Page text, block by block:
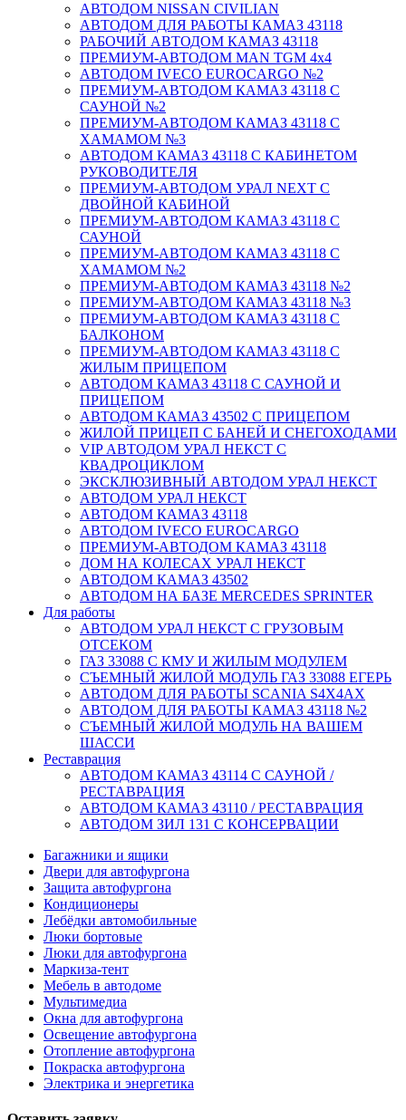
АВТОДОМ NISSAN CIVILIAN
АВТОДОМ ДЛЯ РАБОТЫ КАМАЗ 43118
РАБОЧИЙ АВТОДОМ КАМАЗ 43118
ПРЕМИУМ-АВТОДОМ MAN TGM 4x4
АВТОДОМ IVECO EUROCARGO №2
ПРЕМИУМ-АВТОДОМ КАМАЗ 43118 С
САУНОЙ №2
ПРЕМИУМ-АВТОДОМ КАМАЗ 43118 С
ХАМАМОМ №3
АВТОДОМ КАМАЗ 43118 С КАБИНЕТОМ
РУКОВОДИТЕЛЯ
ПРЕМИУМ-АВТОДОМ УРАЛ NEXT С
ДВОЙНОЙ КАБИНОЙ
ПРЕМИУМ-АВТОДОМ КАМАЗ 43118 С
САУНОЙ
ПРЕМИУМ-АВТОДОМ КАМАЗ 43118 С
ХАМАМОМ №2
ПРЕМИУМ-АВТОДОМ КАМАЗ 43118 №2
ПРЕМИУМ-АВТОДОМ КАМАЗ 43118 №3
ПРЕМИУМ-АВТОДОМ КАМАЗ 43118 С
БАЛКОНОМ
ПРЕМИУМ-АВТОДОМ КАМАЗ 43118 С
ЖИЛЫМ ПРИЦЕПОМ
АВТОДОМ КАМАЗ 43118 С САУНОЙ И
ПРИЦЕПОМ
АВТОДОМ КАМАЗ 43502 С ПРИЦЕПОМ
ЖИЛОЙ ПРИЦЕП С БАНЕЙ И СНЕГОХОДАМИ
VIP АВТОДОМ УРАЛ НЕКСТ С
КВАДРОЦИКЛОМ
ЭКСКЛЮЗИВНЫЙ АВТОДОМ УРАЛ НЕКСТ
АВТОДОМ УРАЛ НЕКСТ
АВТОДОМ КАМАЗ 43118
АВТОДОМ IVECO EUROCARGO
ПРЕМИУМ-АВТОДОМ КАМАЗ 43118
ДОМ НА КОЛЕСАХ УРАЛ НЕКСТ
АВТОДОМ КАМАЗ 43502
АВТОДОМ НА БАЗЕ MERCEDES SPRINTER
Для работы
АВТОДОМ УРАЛ НЕКСТ С ГРУЗОВЫМ
ОТСЕКОМ
ГАЗ 33088 С КМУ И ЖИЛЫМ МОДУЛЕМ
СЪЕМНЫЙ ЖИЛОЙ МОДУЛЬ ГАЗ 33088 ЕГЕРЬ
АВТОДОМ ДЛЯ РАБОТЫ SCANIA S4X4AX
АВТОДОМ ДЛЯ РАБОТЫ КАМАЗ 43118 №2
СЪЕМНЫЙ ЖИЛОЙ МОДУЛЬ НА ВАШЕМ
ШАССИ
Реставрация
АВТОДОМ КАМАЗ 43114 С САУНОЙ /
РЕСТАВРАЦИЯ
АВТОДОМ КАМАЗ 43110 / РЕСТАВРАЦИЯ
АВТОДОМ ЗИЛ 131 С КОНСЕРВАЦИИ
Багажники и ящики
Двери для автофургона
Защита автофургона
Кондиционеры
Лебёдки автомобильные
Люки бортовые
Люки для автофургона
Маркиза-тент
Мебель в автодоме
Мультимедиа
Окна для автофургона
Освещение автофургона
Отопление автофургона
Покраска автофургона
Электрика и энергетика